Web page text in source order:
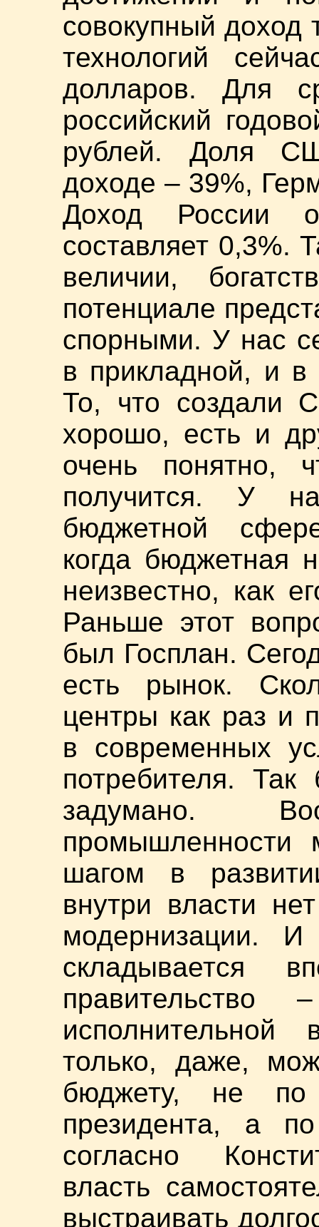
совокупный доход
технологий
долларов. Для
российский
рублей. Доля
доходе – 39%,
Доход России
составляет 0,3%.
величии,
потенциале
спорными. У нас
в прикладной, и в
То, что создали
хорошо, есть и
очень понятно,
получится. У
бюджетной
когда бюджетная
неизвестно, как
Раньше этот
был Госплан.
есть рынок.
центры как раз и
в современных
потребителя.
задумано.
промышленности
шагом в
внутри власти
модернизации.
складывается
правительство
только, даже,
бюджету, не по
президента, а
согласно
власть
выстраивать